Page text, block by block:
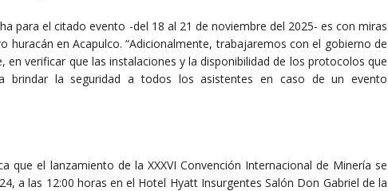
para el citado evento -del 18 al 21 de noviembre del 2025- es con miras
huracán en Acapulco. “Adicionalmente, trabajaremos con el gobierno de
en verificar que las instalaciones y la disponibilidad de los protocolos que
brindar la seguridad a todos los asistentes en caso de un evento
que el lanzamiento de la XXXVI Convención Internacional de Minería se
a las 12:00 horas en el Hotel Hyatt Insurgentes Salón Don Gabriel de la